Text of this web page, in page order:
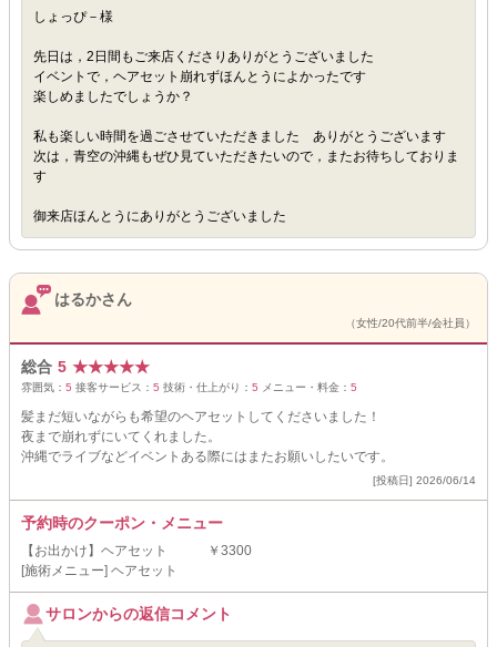
しょっぴ－様
先日は，2日間もご来店くださりありがとうございました
イベントで，ヘアセット崩れずほんとうによかったです
楽しめましたでしょうか？
私も楽しい時間を過ごさせていただきました ありがとうございます
次は，青空の沖縄もぜひ見ていただきたいので，またお待ちしておりま
す
御来店ほんとうにありがとうございました
はるかさん
（女性/20代前半/会社員）
総合 5 ★★★★★
雰囲気： 5 接客サービス： 5 技術・仕上がり： 5 メニュー・料金： 5
髪まだ短いながらも希望のヘアセットしてくださいました！
夜まで崩れずにいてくれました。
沖縄でライブなどイベントある際にはまたお願いしたいです。
[投稿日] 2026/06/14
予約時のクーポン・メニュー
【お出かけ】ヘアセット ￥3300
[施術メニュー] ヘアセット
サロンからの返信コメント